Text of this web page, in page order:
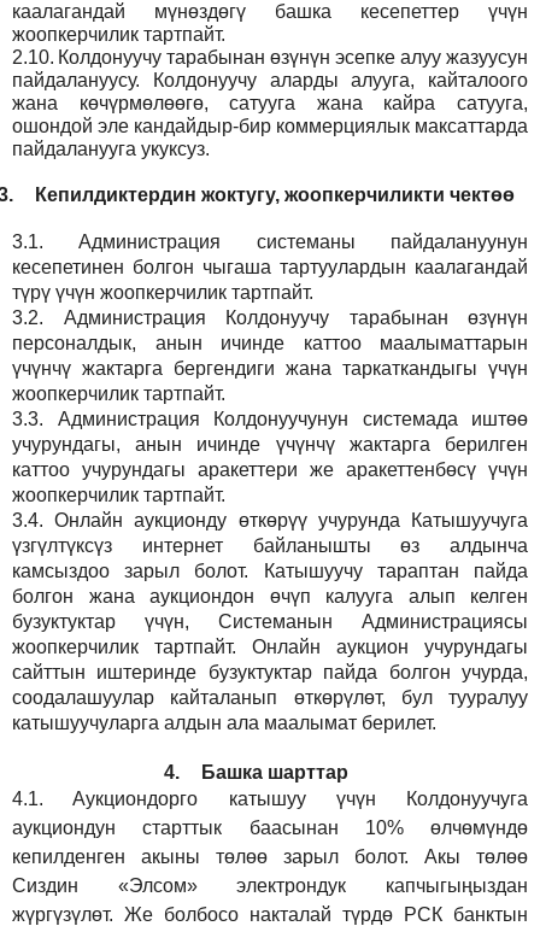
каалагандай мүнөздөгү башка кесепеттер үчүн
жоопкерчилик тартпайт.
2.10. Колдонуучу тарабынан өзүнүн эсепке алуу жазуусун
пайдалануусу. Колдонуучу аларды алууга, кайталоого
жана көчүрмөлөөгө, сатууга жана кайра сатууга,
ошондой эле кандайдыр-бир коммерциялык максаттарда
пайдаланууга укуксуз.
Кепилдиктердин жоктугу, жоопкерчиликти чектөө
3.1.Администрация системаны пайдалануунун
кесепетинен болгон чыгаша тартуулардын каалагандай
түрү үчүн жоопкерчилик тартпайт.
3.2. Администрация
Колдонуучу тарабынан өзүнүн
персоналдык, анын ичинде каттоо маалыматтарын
үчүнчү жактарга бергендиги жана таркаткандыгы үчүн
жоопкерчилик тартпайт.
3.3. Администрация Колдонуучунун системада иштөө
учурундагы, анын ичинде үчүнчү жактарга берилген
каттоо учурундагы аракеттери же аракеттенбөсү үчүн
жоопкерчилик тартпайт.
3.4.Онлайн аукционду өткөрүү учурунда Катышуучуга
үзгүлтүксүз интернет байланышты өз алдынча
камсыздоозарыл болот.
Катышуучу тараптан пайда
болгон жана аукциондон өчүп калууга алып келген
бузуктуктар үчүн, Системанын Администрациясы
жоопкерчилик тартпайт. Онлайн аукцион учурундагы
сайттын иштеринде бузуктуктар пайда болгон учурда,
соодалашуулар кайталанып өткөрүлөт, бул тууралуу
катышуучуларга алдын ала маалымат берилет.
4.
Башка шарттар
4.1.
Аукциондорго катышуу үчүн Колдонуучуга
аукциондун старттык баасынан 10% өлчөмүндө
кепилденген акыны төлөө зарыл болот. Акы төлөө
Сиздин «Элсом»электрондук капчыгыңыздан
жүргүзүлөт. Же болбосо накталай түрдө РСК банктын